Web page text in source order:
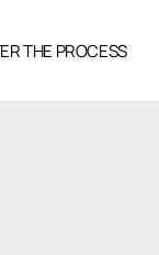
THE PROCESS